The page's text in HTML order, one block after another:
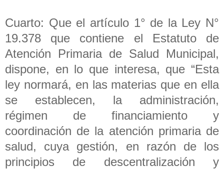
Cuarto: Que el artículo 1° de la Ley N°
19.378 que contiene el Estatuto de
Atención Primaria de Salud Municipal,
dispone, en lo que interesa, que “Esta
ley normará, en las materias que en ella
se establecen, la administración,
régimen de financiamiento y
coordinación de la atención primaria de
salud, cuya gestión, en razón de los
principios de descentralización y